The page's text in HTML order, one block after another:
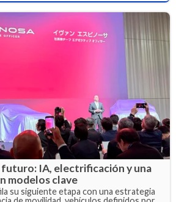
futuro: IA, electrificación y una
modelos clave
su siguiente etapa con una estrategia